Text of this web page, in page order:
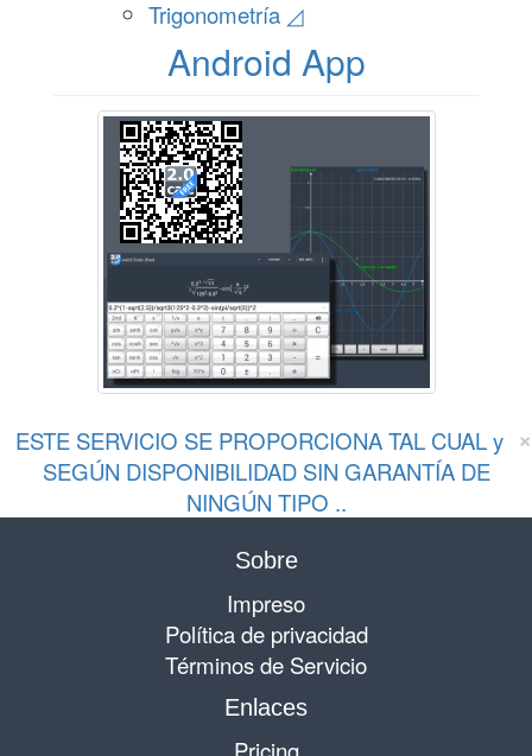
Trigonometría ◿
Android App
×
ESTE SERVICIO SE PROPORCIONA TAL CUAL y
SEGÚN DISPONIBILIDAD SIN GARANTÍA DE
NINGÚN TIPO ..
Sobre
Impreso
Política de privacidad
Términos de Servicio
Enlaces
Pricing